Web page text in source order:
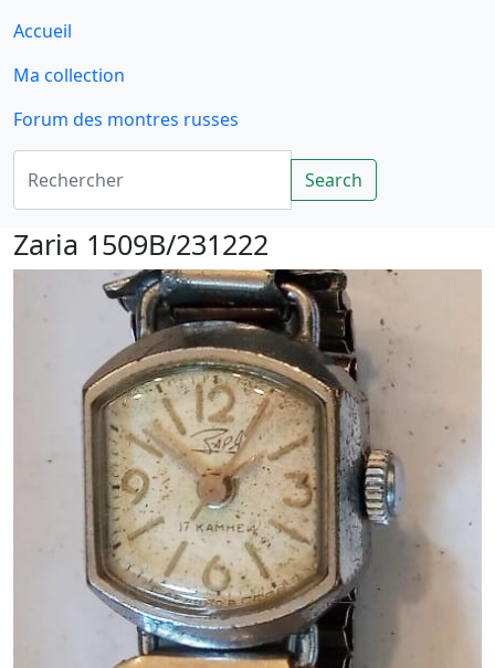
Accueil
Ma collection
Forum des montres russes
Rechercher
Search
Zaria 1509B/231222